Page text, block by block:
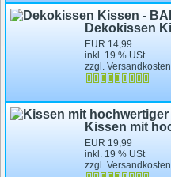
EUR 14,99
inkl. 19 % USt
zzgl. Versandkosten
EUR 19,99
inkl. 19 % USt
zzgl. Versandkosten